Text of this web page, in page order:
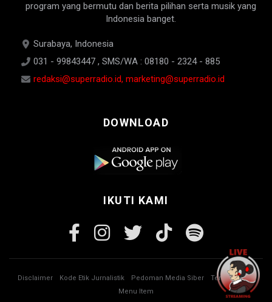
program yang bermutu dan berita pilihan serta musik yang
Indonesia banget.
Surabaya, Indonesia
031 - 99843447 , SMS/WA : 08180 - 2324 - 885
redaksi@superradio.id, marketing@superradio.id
DOWNLOAD
IKUTI KAMI
Disclaimer Kode Etik Jurnalistik Pedoman Media Siber
Tentang Kami
Menu Item